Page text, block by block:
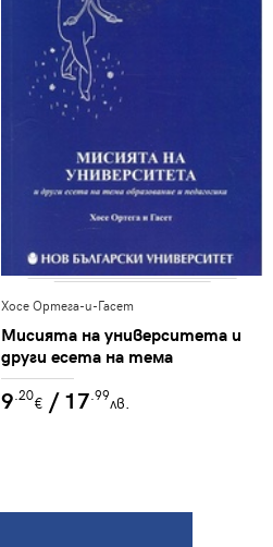
Хосе Ортега-и-Гасет
Мисията на университета и
други есета на тема
образование и педагогика
9.20€ / 17.99лв.